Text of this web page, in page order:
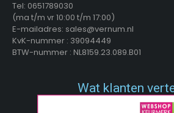
Tel: 0651789030
(ma t/m vr 10:00 t/m 17:00)
E-mailadres: sales@vernum.nl
KvK-nummer : 39094449
BTW-nummer : NL8159.23.089.B01
Wat klanten